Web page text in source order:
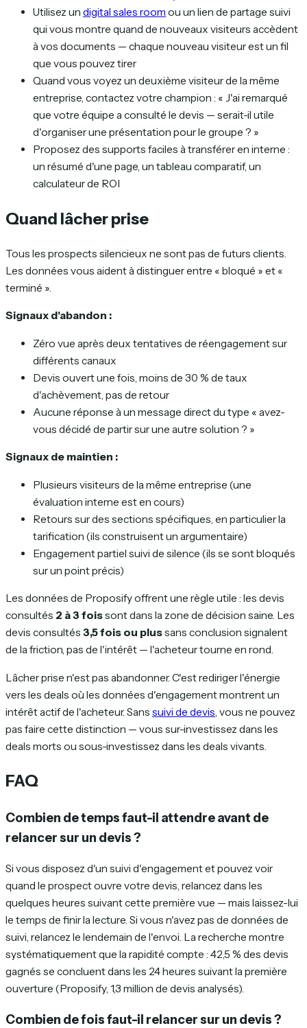
Utilisez un digital sales room ou un lien de partage suivi
qui vous montre quand de nouveaux visiteurs accèdent
à vos documents — chaque nouveau visiteur est un fil
que vous pouvez tirer
Quand vous voyez un deuxième visiteur de la même
entreprise, contactez votre champion : « J'ai remarqué
que votre équipe a consulté le devis — serait-il utile
d'organiser une présentation pour le groupe ? »
Proposez des supports faciles à transférer en interne :
un résumé d'une page, un tableau comparatif, un
calculateur de ROI
Quand lâcher prise
Tous les prospects silencieux ne sont pas de futurs clients.
Les données vous aident à distinguer entre « bloqué » et «
terminé ».
Signaux d'abandon :
Zéro vue après deux tentatives de réengagement sur
différents canaux
Devis ouvert une fois, moins de 30 % de taux
d'achèvement, pas de retour
Aucune réponse à un message direct du type « avez-
vous décidé de partir sur une autre solution ? »
Signaux de maintien :
Plusieurs visiteurs de la même entreprise (une
évaluation interne est en cours)
Retours sur des sections spécifiques, en particulier la
tarification (ils construisent un argumentaire)
Engagement partiel suivi de silence (ils se sont bloqués
sur un point précis)
Les données de Proposify offrent une règle utile : les devis
consultés 2 à 3 foissont dans la zone de décision saine. Les
devis consultés 3,5 fois ou plussans conclusion signalent
de la friction, pas de l'intérêt — l'acheteur tourne en rond.
Lâcher prise n'est pas abandonner. C'est rediriger l'énergie
vers les deals où les données d'engagement montrent un
intérêt actif de l'acheteur. Sans suivi de devis, vous ne pouvez
pas faire cette distinction — vous sur-investissez dans les
deals morts ou sous-investissez dans les deals vivants.
FAQ
Combien de temps faut-il attendre avant de
relancer sur un devis ?
Si vous disposez d'un suivi d'engagement et pouvez voir
quand le prospect ouvre votre devis, relancez dans les
quelques heures suivant cette première vue — mais laissez-lui
le temps de finir la lecture. Si vous n'avez pas de données de
suivi, relancez le lendemain de l'envoi. La recherche montre
systématiquement que la rapidité compte : 42,5 % des devis
gagnés se concluent dans les 24 heures suivant la première
ouverture (Proposify, 1,3 million de devis analysés).
Combien de fois faut-il relancer sur un devis ?